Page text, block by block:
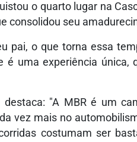
o quarto lugar na
consolidou seu
pai, o que torna essa
uma experiência única,
"A MBR é um
vez mais no
costumam ser